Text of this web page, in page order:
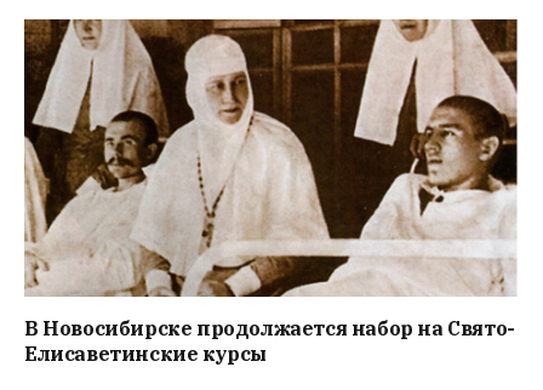
В Новосибирске продолжается набор на Свято-
Елисаветинские курсы